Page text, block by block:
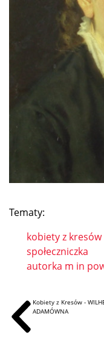
Tematy:
kobiety z kresów
społeczniczka
autorka m in
Kobiety z Kresów -
ADAMÓWNA